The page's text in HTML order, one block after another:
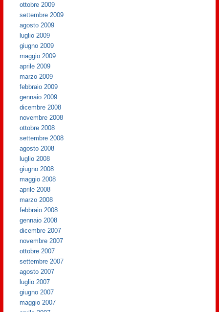
ottobre 2009
settembre 2009
agosto 2009
luglio 2009
giugno 2009
maggio 2009
aprile 2009
marzo 2009
febbraio 2009
gennaio 2009
dicembre 2008
novembre 2008
ottobre 2008
settembre 2008
agosto 2008
luglio 2008
giugno 2008
maggio 2008
aprile 2008
marzo 2008
febbraio 2008
gennaio 2008
dicembre 2007
novembre 2007
ottobre 2007
settembre 2007
agosto 2007
luglio 2007
giugno 2007
maggio 2007